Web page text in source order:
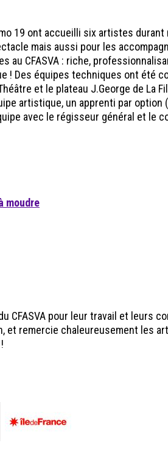
19 ont accueilli six artistes
mais aussi pour les
au CFASVA : riche,
! Des équipes techniques ont été
et le plateau J.George de La
artistique, un apprenti par option
avec le régisseur général et le
moudre
CFASVA pour leur travail et leurs
et remercie chaleureusement les